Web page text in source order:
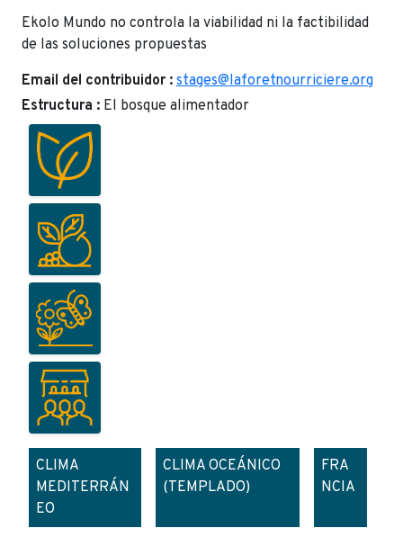
Ekolo Mundo no controla la viabilidad ni la factibilidad
de las soluciones propuestas
Email del contribuidor : stages@laforetnourriciere.org
Estructura : El bosque alimentador
CLIMA
MEDITERRÁN
EO
CLIMA OCEÁNICO
(TEMPLADO)
FRA
NCIA